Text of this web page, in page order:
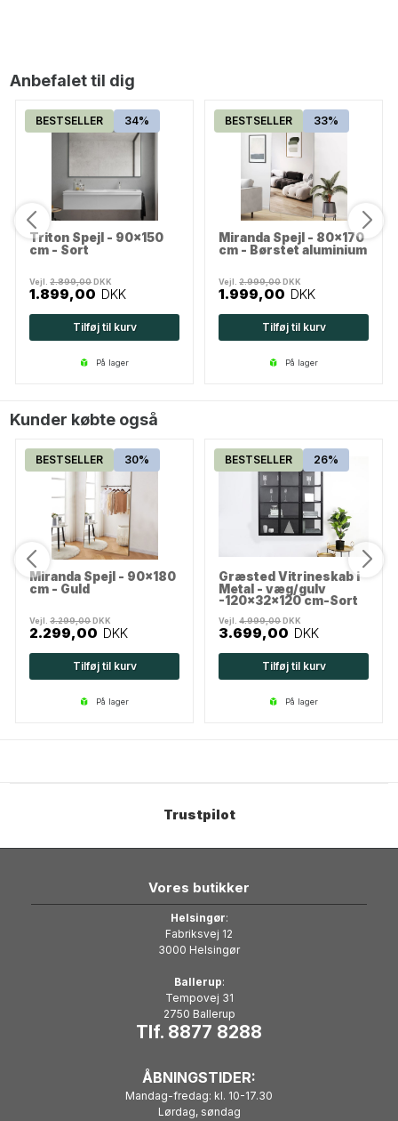
Anbefalet til dig
BESTSELLER 34%
Triton Spejl - 90x150
cm - Sort
Vejl.2.899,00DKK
1.899,00 DKK
Tilføj til kurv
på lager
BESTSELLER 33%
Miranda Spejl - 80x170
cm - Børstet aluminium
Vejl.2.999,00DKK
1.999,00 DKK
Tilføj til kurv
på lager
Kunder købte også
BESTSELLER 30%
Miranda Spejl - 90x180
cm - Guld
Vejl.3.299,00DKK
2.299,00 DKK
Tilføj til kurv
på lager
BESTSELLER 26%
Græsted Vitrineskab i
Metal - væg/gulv
-120x32x120 cm-Sort
Vejl.4.999,00DKK
3.699,00 DKK
Tilføj til kurv
på lager
Trustpilot
Vores butikker
Helsingør:
Fabriksvej 12
3000 Helsingør
Ballerup:
Tempovej 31
2750 Ballerup
Tlf. 8877 8288
ÅBNINGSTIDER:
Mandag-fredag: kl. 10-17.30
Lørdag, søndag